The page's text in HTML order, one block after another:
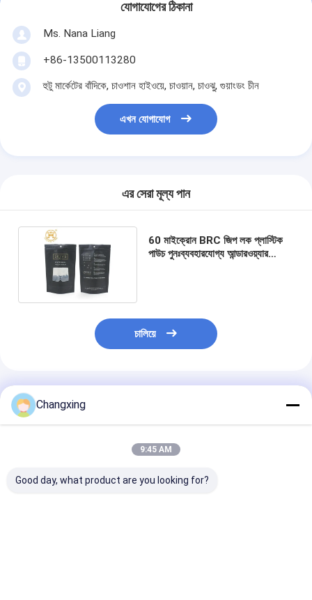
যোগাযোগের ঠিকানা
Ms. Nana Liang
+86-13500113280
হুটু মার্কেটের বাঁদিকে, চাওশান হাইওয়ে, চাওয়ান, চাওঝু, গুয়াংডং চীন
এখন যোগাযোগ
এর সেরা মূল্য পান
60 মাইক্রোন BRC জিপ লক প্লাস্টিক
পাউচ পুনঃব্যবহারযোগ্য আন্ডারওয়্যার
চালিয়ে
প্রস্তাবিত পণ্য
Changxing
9:45 AM
Good day, what product are you looking for?